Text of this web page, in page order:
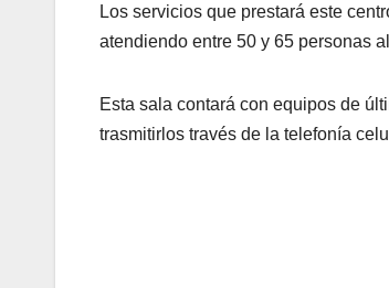
Los servicios que prestará este
atendiendo entre 50 y 65 personas
Esta sala contará con equipos de
trasmitirlos través de la telefonía